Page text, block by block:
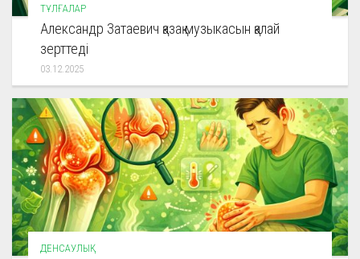
ТҰЛҒАЛАР
Александр Затаевич қазақ музыкасын қалай
зерттеді
03.12.2025
ДЕНСАУЛЫҚ